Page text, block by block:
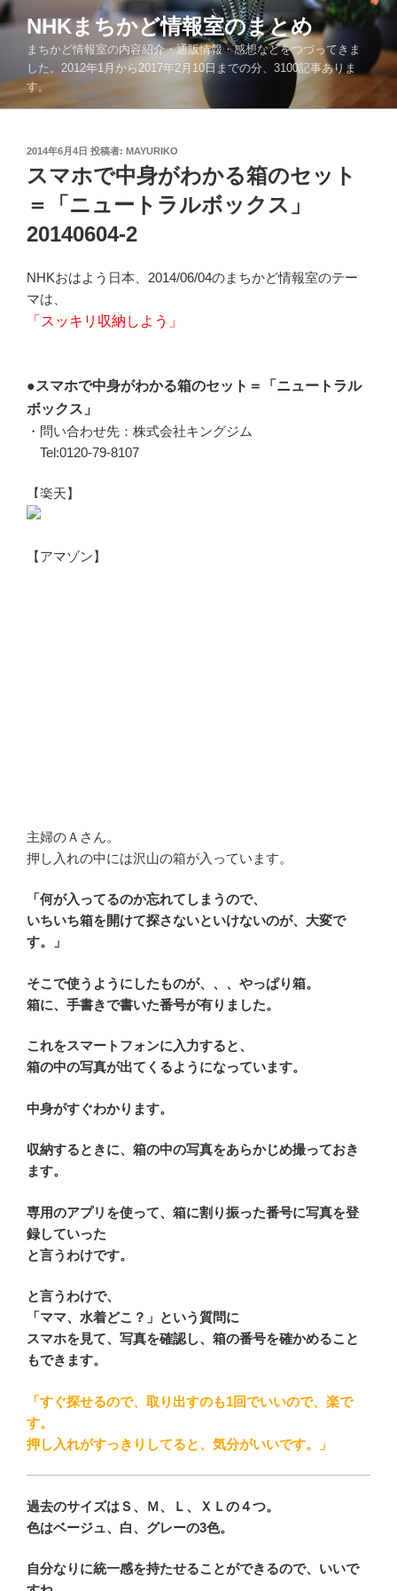
コ
ン
ツ
NHKまちかど情報室のまとめ
まちかど情報室の内容紹介・通販情報・感想などをつづってきま
した。2012年1月から2017年2月10日までの分、3100記事ありま
す。
投
稿
日:
2014年6月4日 投稿者: MAYURIKO
スマホで中身がわかる箱のセット
＝「ニュートラルボックス」
20140604-2
NHKおはよう日本、2014/06/04のまちかど情報室のテー
マは、
「スッキリ収納しよう」
●スマホで中身がわかる箱のセット＝「ニュートラル
ボックス」
・問い合わせ先：株式会社キングジム
Tel:0120-79-8107
【楽天】
【アマゾン】
主婦のＡさん。
押し入れの中には沢山の箱が入っています。
「何が入ってるのか忘れてしまうので、
いちいち箱を開けて探さないといけないのが、大変で
す。」
そこで使うようにしたものが、、、やっぱり箱。
箱に、手書きで書いた番号が有りました。
これをスマートフォンに入力すると、
箱の中の写真が出てくるようになっています。
中身がすぐわかります。
収納するときに、箱の中の写真をあらかじめ撮っておき
ます。
専用のアプリを使って、箱に割り振った番号に写真を登
録していった
と言うわけです。
と言うわけで、
「ママ、水着どこ？」という質問に
スマホを見て、写真を確認し、箱の番号を確かめること
もできます。
「すぐ探せるので、取り出すのも1回でいいので、楽で
す。
押し入れがすっきりしてると、気分がいいです。」
過去のサイズはＳ、Ｍ、Ｌ、ＸＬの４つ。
色はベージュ、白、グレーの3色。
自分なりに統一感を持たせることができるので、いいで